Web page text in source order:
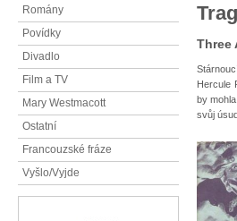
Three
Hercule
by
svůj
Romány
Povídky
Divadlo
Film a TV
Mary Westmacott
Ostatní
Francouzské fráze
Vyšlo/Vyjde